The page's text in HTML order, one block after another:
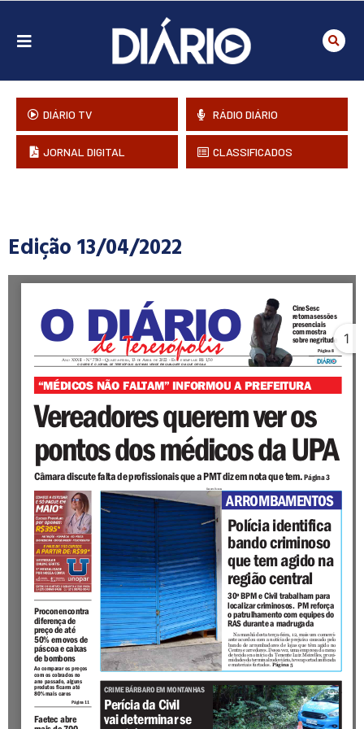
DIÁRIO TV RÁDIO DIÁRIO
JORNAL DIGITAL CLASSIFICADOS
Edição 13/04/2022
1